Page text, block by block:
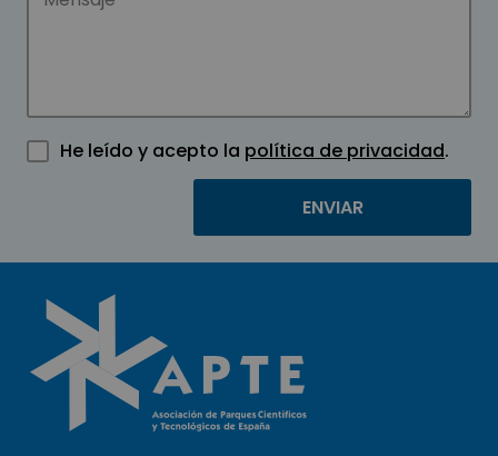
He leído y acepto la política de privacidad.